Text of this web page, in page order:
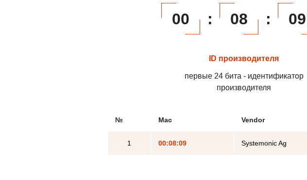
00 : 08 : 09
ID производителя
первые 24 бита - идентификатор
производителя
№ Mac Vendor
1 00:08:09 Systemonic Ag